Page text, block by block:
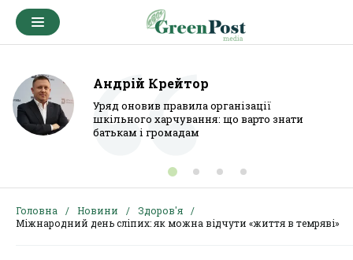
Андрій Крейтор
Уряд оновив правила організації
шкільного харчування: що варто знати
батькам і громадам
Головна Новини
Здоров'я
Міжнародний день сліпих: як можна відчути «життя в темряві»